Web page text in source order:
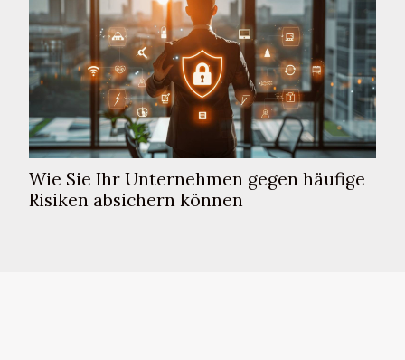
Wie Sie Ihr Unternehmen gegen häufige
Risiken absichern können